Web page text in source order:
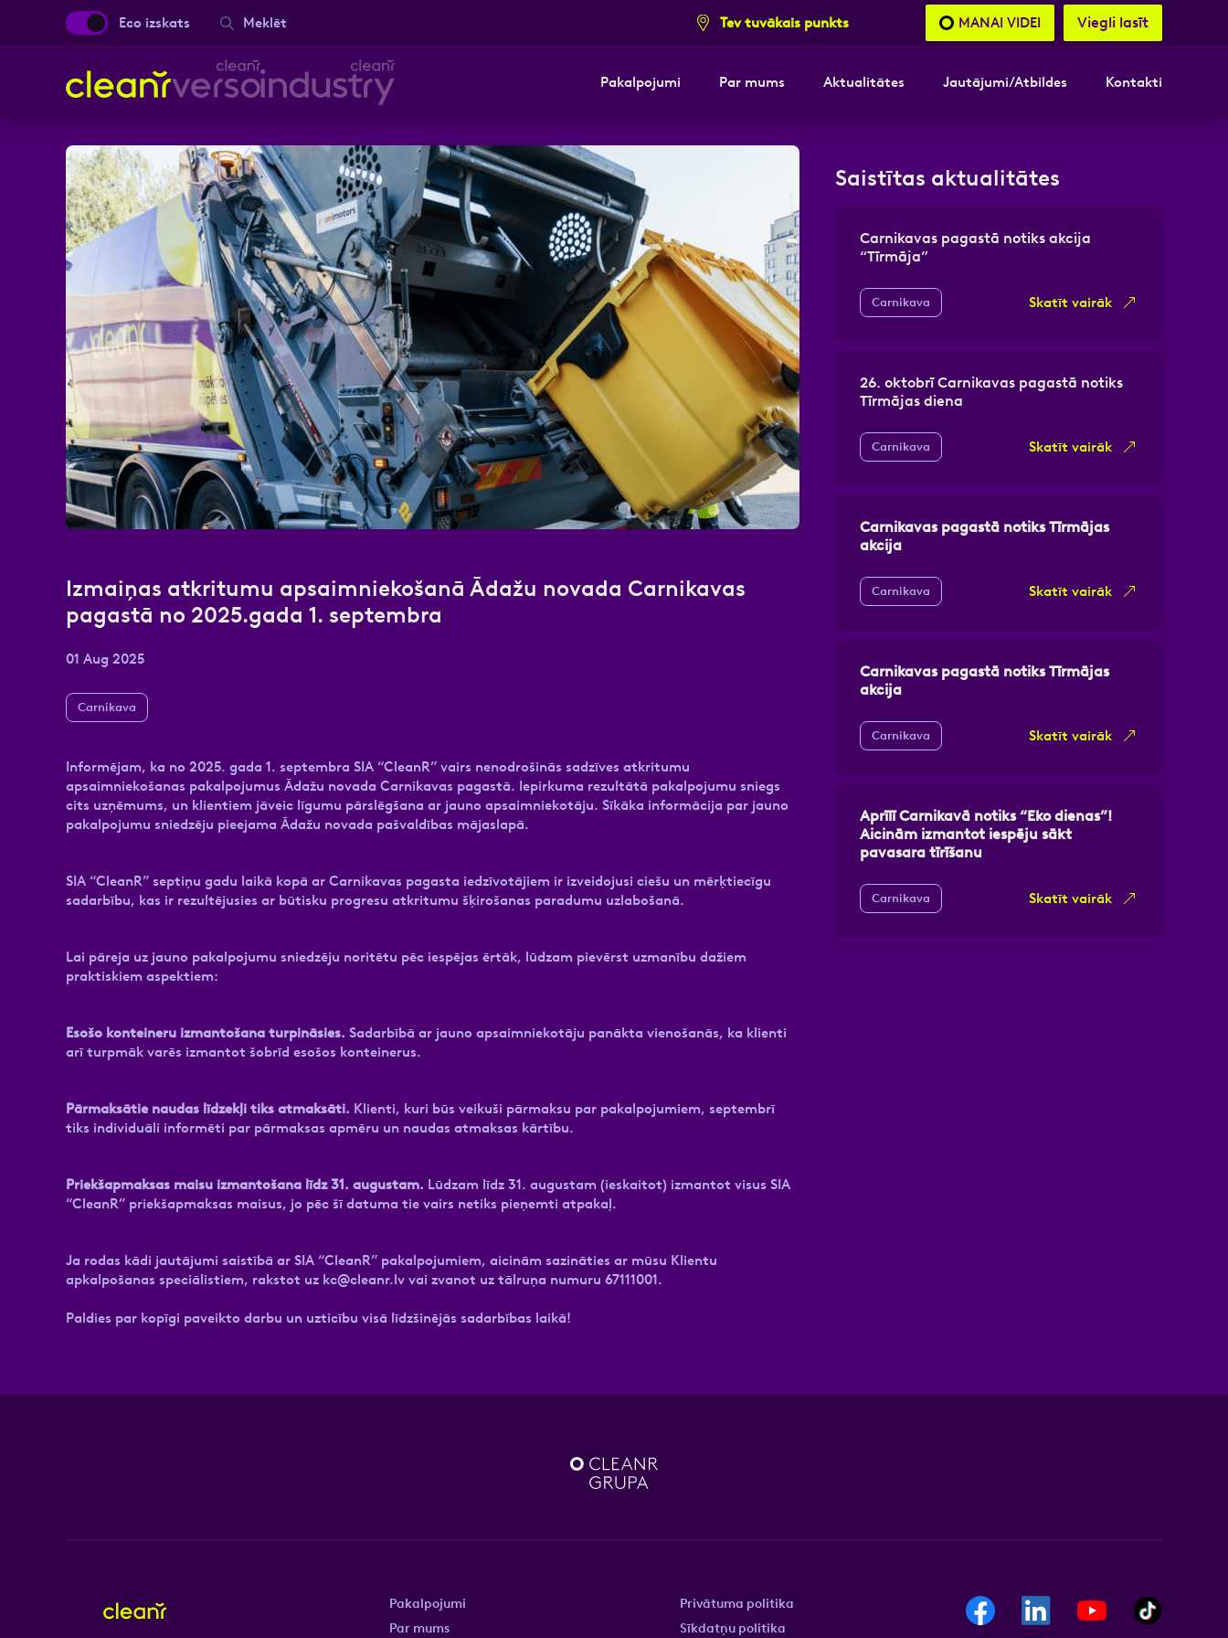
Eco izskats Meklēt Tev tuvākais punkts MANAI VIDEI Viegli lasīt
Pakalpojumi Par mums Aktualitātes Jautājumi/Atbildes Kontakti
Izmaiņas atkritumu apsaimniekošanā Ādažu novada Carnikavas
pagastā no 2025.gada 1. septembra
01 Aug 2025
Carnikava
Informējam, ka no 2025. gada 1. septembra SIA “CleanR” vairs nenodrošinās sadzīves atkritumu
apsaimniekošanas pakalpojumus Ādažu novada Carnikavas pagastā. Iepirkuma rezultātā pakalpojumu sniegs
cits uzņēmums, un klientiem jāveic līgumu pārslēgšana ar jauno apsaimniekotāju. Sīkāka informācija par jauno
pakalpojumu sniedzēju pieejama Ādažu novada pašvaldības mājaslapā.
SIA “CleanR” septiņu gadu laikā kopā ar Carnikavas pagasta iedzīvotājiem ir izveidojusi ciešu un mērķtiecīgu
sadarbību, kas ir rezultējusies ar būtisku progresu atkritumu šķirošanas paradumu uzlabošanā.
Lai pāreja uz jauno pakalpojumu sniedzēju noritētu pēc iespējas ērtāk, lūdzam pievērst uzmanību dažiem
praktiskiem aspektiem:
Esošo konteineru izmantošana turpināsies. Sadarbībā ar jauno apsaimniekotāju panākta vienošanās, ka klienti
arī turpmāk varēs izmantot šobrīd esošos konteinerus.
Pārmaksātie naudas līdzekļi tiks atmaksāti. Klienti, kuri būs veikuši pārmaksu par pakalpojumiem, septembrī
tiks individuāli informēti par pārmaksas apmēru un naudas atmaksas kārtību.
Priekšapmaksas maisu izmantošana līdz 31. augustam. Lūdzam līdz 31. augustam (ieskaitot) izmantot visus SIA
“CleanR” priekšapmaksas maisus, jo pēc šī datuma tie vairs netiks pieņemti atpakaļ.
Ja rodas kādi jautājumi saistībā ar SIA “CleanR” pakalpojumiem, aicinām sazināties ar mūsu Klientu
apkalpošanas speciālistiem, rakstot uz kc@cleanr.lv vai zvanot uz tālruņa numuru 67111001.
Paldies par kopīgi paveikto darbu un uzticību visā līdzšinējās sadarbības laikā!
Saistītas aktualitātes
Carnikavas pagastā notiks akcija
“Tīrmāja”
Carnikava Skatīt vairāk
26. oktobrī Carnikavas pagastā notiks
Tīrmājas diena
Carnikava Skatīt vairāk
Carnikavas pagastā notiks Tīrmājas
akcija
Carnikava Skatīt vairāk
Carnikavas pagastā notiks Tīrmājas
akcija
Carnikava Skatīt vairāk
Aprīlī Carnikavā notiks “Eko dienas”!
Aicinām izmantot iespēju sākt
pavasara tīrīšanu
Carnikava Skatīt vairāk
Vārds, Uzvārds E-pasts Kontakttālrunis
Ziņa
Atzīmējiet, ka piekrītat personas datu apstrādei.Vairāk
Pakalpojumi
Par mums
Privātuma politika
Sīkdatņu politika